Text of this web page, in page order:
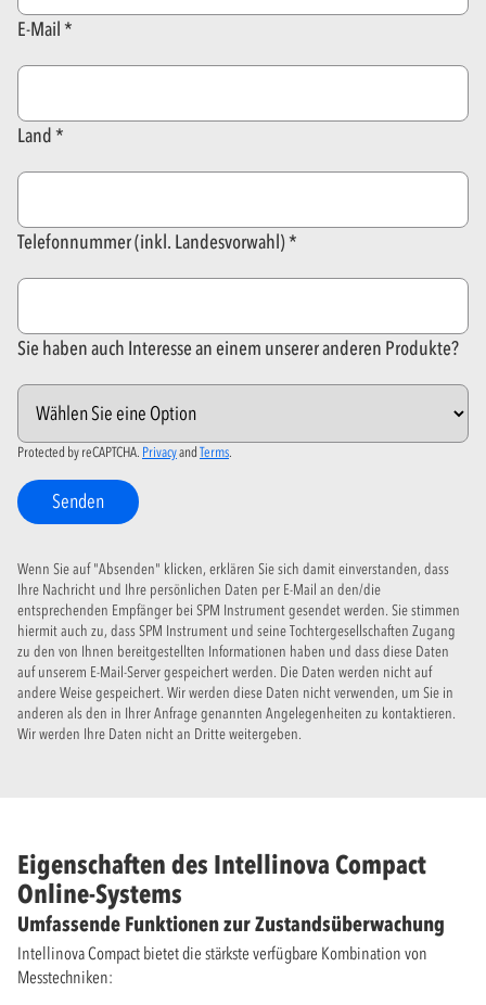
E-Mail
Land
Telefonnummer (inkl. Landesvorwahl)
Sie haben auch Interesse an einem unserer anderen Produkte?
Protected by reCAPTCHA. Privacyand Terms
Senden
Wenn Sie auf "Absenden" klicken, erklären Sie sich damit einverstanden, dass
Ihre Nachricht und Ihre persönlichen Daten per E-Mail an den/die
entsprechenden Empfänger bei SPM Instrument gesendet werden. Sie stimmen
hiermit auch zu, dass SPM Instrument und seine Tochtergesellschaften Zugang
zu den von Ihnen bereitgestellten Informationen haben und dass diese Daten
auf unserem E-Mail-Server gespeichert werden. Die Daten werden nicht auf
andere Weise gespeichert. Wir werden diese Daten nicht verwenden, um Sie in
anderen als den in Ihrer Anfrage genannten Angelegenheiten zu kontaktieren.
Wir werden Ihre Daten nicht an Dritte weitergeben.
Eigenschaften des Intellinova Compact
Online-Systems
Umfassende Funktionen zur Zustandsüberwachung
Intellinova Compact bietet die stärkste verfügbare Kombination von
Messtechniken: